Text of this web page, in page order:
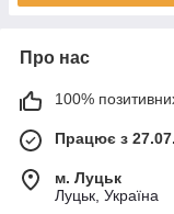
Про нас
100%
Працює з
м. Луцьк
Луцьк, Україна